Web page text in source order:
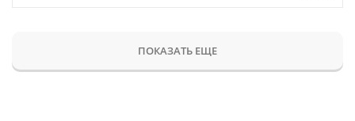
ПОКАЗАТЬ ЕЩЕ